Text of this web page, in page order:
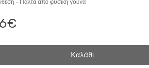
- Παλτά από φυσική γούνα
Καλάθι